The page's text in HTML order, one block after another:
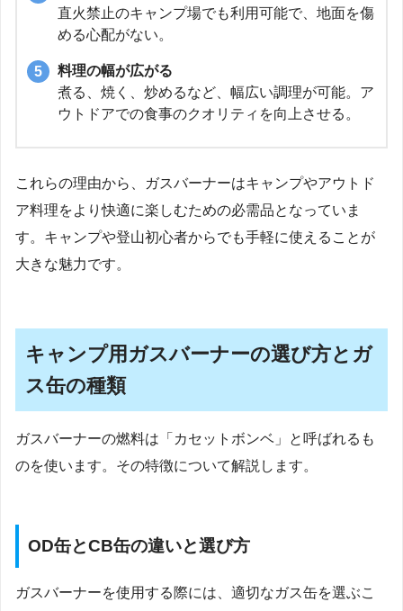
直火禁止のキャンプ場でも利用可能で、地面を傷
める心配がない。
料理の幅が広がる
煮る、焼く、炒めるなど、幅広い調理が可能。ア
ウトドアでの食事のクオリティを向上させる。
これらの理由から、ガスバーナーはキャンプやアウトド
ア料理をより快適に楽しむための必需品となっていま
す。キャンプや登山初心者からでも手軽に使えることが
大きな魅力です。
キャンプ用ガスバーナーの選び方とガ
ス缶の種類
ガスバーナーの燃料は「カセットボンベ」と呼ばれるも
のを使います。その特徴について解説します。
OD缶とCB缶の違いと選び方
ガスバーナーを使用する際には、適切なガス缶を選ぶこ